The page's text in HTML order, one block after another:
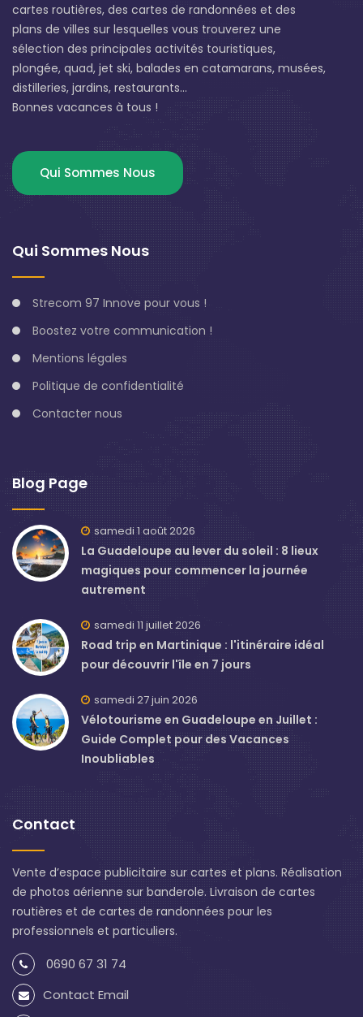
cartes routières, des cartes de randonnées et des
plans de villes sur lesquelles vous trouverez une
sélection des principales activités touristiques,
plongée, quad, jet ski, balades en catamarans, musées,
distilleries, jardins, restaurants...
Bonnes vacances à tous !
Qui Sommes Nous
Qui Sommes Nous
Strecom 97 Innove pour vous !
Boostez votre communication !
Mentions légales
Politique de confidentialité
Contacter nous
Blog Page
samedi 1 août 2026
La Guadeloupe au lever du soleil : 8 lieux
magiques pour commencer la journée
autrement
samedi 11 juillet 2026
Road trip en Martinique : l'itinéraire idéal
pour découvrir l'île en 7 jours
samedi 27 juin 2026
Vélotourisme en Guadeloupe en Juillet :
Guide Complet pour des Vacances
Inoubliables
Contact
Vente d’espace publicitaire sur cartes et plans. Réalisation
de photos aérienne sur banderole. Livraison de cartes
routières et de cartes de randonnées pour les
professionnels et particuliers.
0690 67 31 74
Contact Email